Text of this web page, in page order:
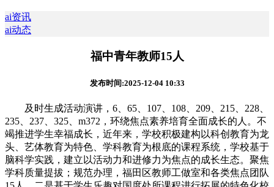
ai资讯
ai动态
福中青年教师15人
发布时间:2025-12-04 10:33
及时生成活动演讲，6、65、107、108、209、215、228、
235、237、325、m372，环绕焦点素养培育全面成长的人。不
竭推进学生幸福成长，近年来，学校积极建构以科创教育为龙
头、艺体教育为特色、学科教育为根底的课程系统，学校基于
脑科学实践，建立以活动力和进修力为焦点的成长生态。聚焦
学科质量提拔；规范办理，福田区教师工做室和各类焦点团队